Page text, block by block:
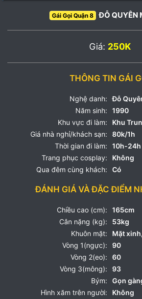
Gái Gọi Quận 8 ĐỖ QUYÊN
Giá: 250K
THÔNG TIN GÁI
Nghệ danh:
Đỗ
Năm sinh:
1990
Khu vực đi làm:
Khu
Giá nhà nghỉ/khách sạn:
80k/1h
Thời gian đi làm:
10h-24h
Trang phục cosplay:
Không
Qua đêm cùng khách:
Có
ĐÁNH GIÁ VÀ ĐẶC ĐIỂM
Chiều cao (cm):
165cm
Cân nặng (kg):
53kg
Khuôn mặt:
Mặt
Vòng 1(ngực):
90
Vòng 2(eo):
60
Vòng 3(mông):
93
Bým:
Gọn
Hình xăm trên người:
Không